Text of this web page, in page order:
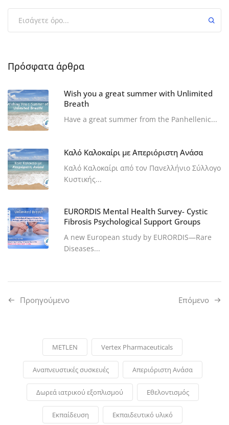
Πρόσφατα άρθρα
Wish you a great summer with Unlimited
Breath
Have a great summer from the Panhellenic...
Καλό Καλοκαίρι με Απεριόριστη Ανάσα
Καλό Καλοκαίρι από τον Πανελλήνιο Σύλλογο
Κυστικής...
EURORDIS Mental Health Survey- Cystic
Fibrosis Psychological Support Groups
A new European study by EURORDIS—Rare
Diseases...
Προηγούμενo Επόμενο
METLEN Vertex Pharmaceuticals
Αναπνευστικές συσκευές Απεριόριστη Ανάσα
Δωρεά ιατρικού εξοπλισμού Εθελοντισμός
Εκπαίδευση Εκπαιδευτικό υλικό